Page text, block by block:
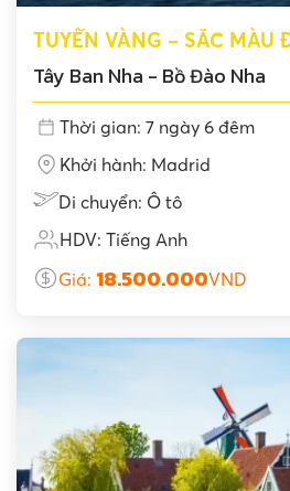
TUYẾN VÀNG – SẮC MÀU
Tây Ban Nha - Bồ Đào Nha
Thời gian: 7 ngày 6 đêm
Khởi hành: Madrid
Di chuyển: Ô tô
HDV: Tiếng Anh
Giá: 18.500.000VND